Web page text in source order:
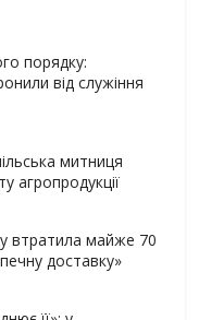
порядку:
від служіння
митниця
агропродукції
втратила майже 70
доставку»